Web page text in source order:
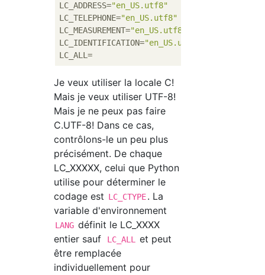
LC_ADDRESS="en_US.utf8"
LC_TELEPHONE="en_US.utf8"
LC_MEASUREMENT="en_US.utf8"
LC_IDENTIFICATION="en_US.utf8"
Je veux utiliser la locale C!
Mais je veux utiliser UTF-8!
Mais je ne peux pas faire
C.UTF-8! Dans ce cas,
contrôlons-le un peu plus
précisément. De chaque
LC_XXXXX, celui que Python
utilise pour déterminer le
codage est LC_CTYPE. La
variable d'environnement
LANG définit le LC_XXXX
entier sauf
LC_ALL
et peut
être remplacée
individuellement pour